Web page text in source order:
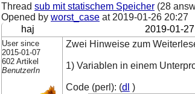
Thread sub mit statischem Speicher (28
Opened by worst_case at 2019-01-26 20:27
haj
2019-01-
User since
2015-01-07
602 Artikel
BenutzerIn
Zwei Hinweise zum
1) Variablen in einem
Code (perl): (dl )